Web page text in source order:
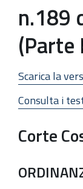
n.189
(Parte
Scarica la
Consulta i
Corte